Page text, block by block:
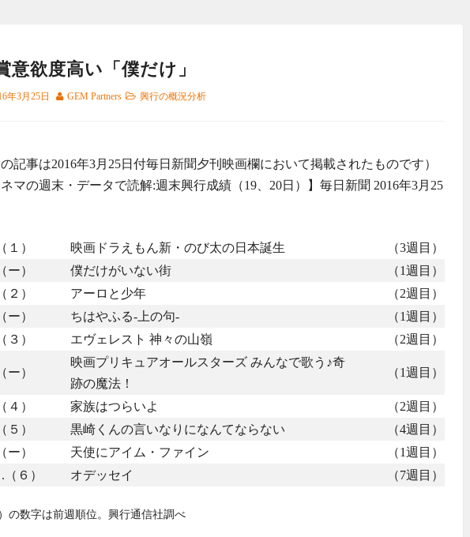
意欲度高い「僕だけ」
年3月25日 GEM Partners 興行の概況分析
の記事は2016年3月25日付毎日新聞夕刊映画欄において掲載されたものです）
ネマの週末・データで読解:週末興行成績（19、20日）】毎日新聞 2016年3月25
１） 映画ドラえもん新・のび太の日本誕生
（3週目）
ー）
僕だけがいない街
（1週目）
２）
アーロと少年
（2週目）
ー）
ちはやふる-上の句-
（1週目）
３）
エヴェレスト 神々の山嶺 （2週目）
ー）
映画プリキュアオールスターズ みんなで歌う♪奇
跡の魔法！
（1週目）
４） 家族はつらいよ
（2週目）
５）
黒崎くんの言いなりになんてならない
（4週目）
ー）
天使にアイム・ファイン
（1週目）
（６）
オデッセイ （7週目）
の数字は前週順位。興行通信社調べ